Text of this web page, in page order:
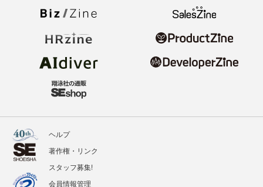
ヘルプ
著作権・リンク
スタッフ募集!
会員情報管理